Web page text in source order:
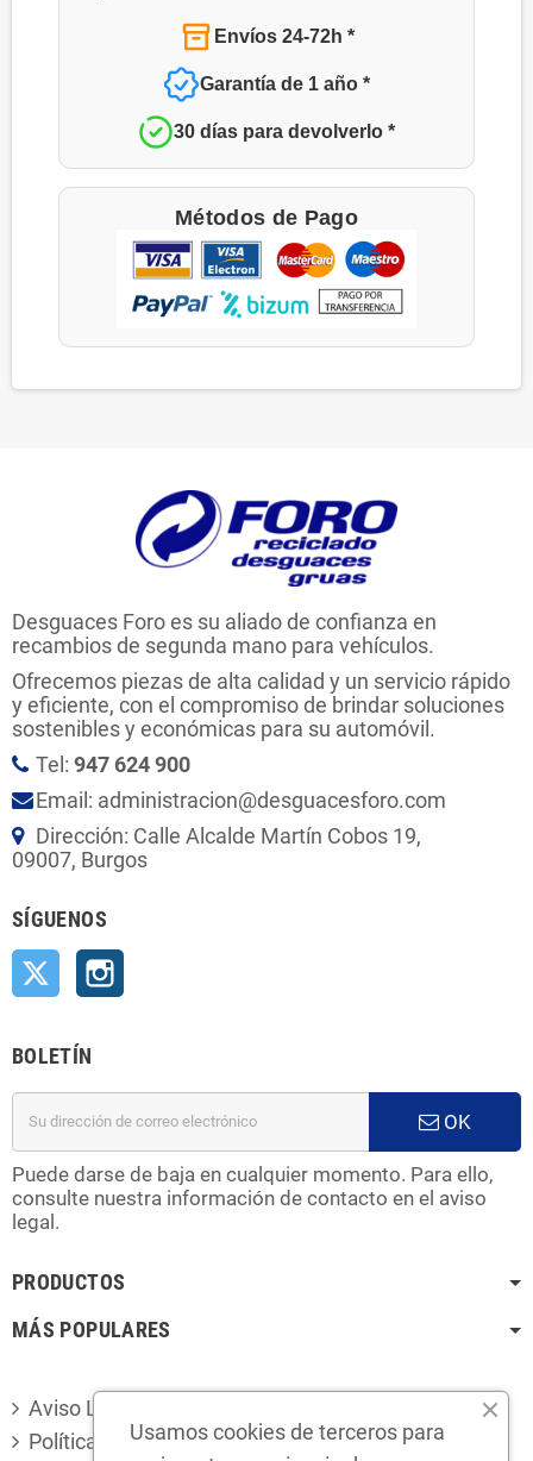
Envíos 24-72h *
Garantía de 1 año *
30 días para devolverlo *
Métodos de Pago
Desguaces Foro es su aliado de confianza en
recambios de segunda mano para vehículos.
Ofrecemos piezas de alta calidad y un servicio rápido
y eficiente, con el compromiso de brindar soluciones
sostenibles y económicas para su automóvil.
Tel: 947 624 900
Email: administracion@desguacesforo.com
Dirección: Calle Alcalde Martín Cobos 19,
09007, Burgos
SÍGUENOS
Twitter
BOLETÍN
OK
Puede darse de baja en cualquier momento. Para ello,
consulte nuestra información de contacto en el aviso
legal.
PRODUCTOS
MÁS POPULARES
Aviso Legal
Política de privacidadUsamos cookies de terceros para